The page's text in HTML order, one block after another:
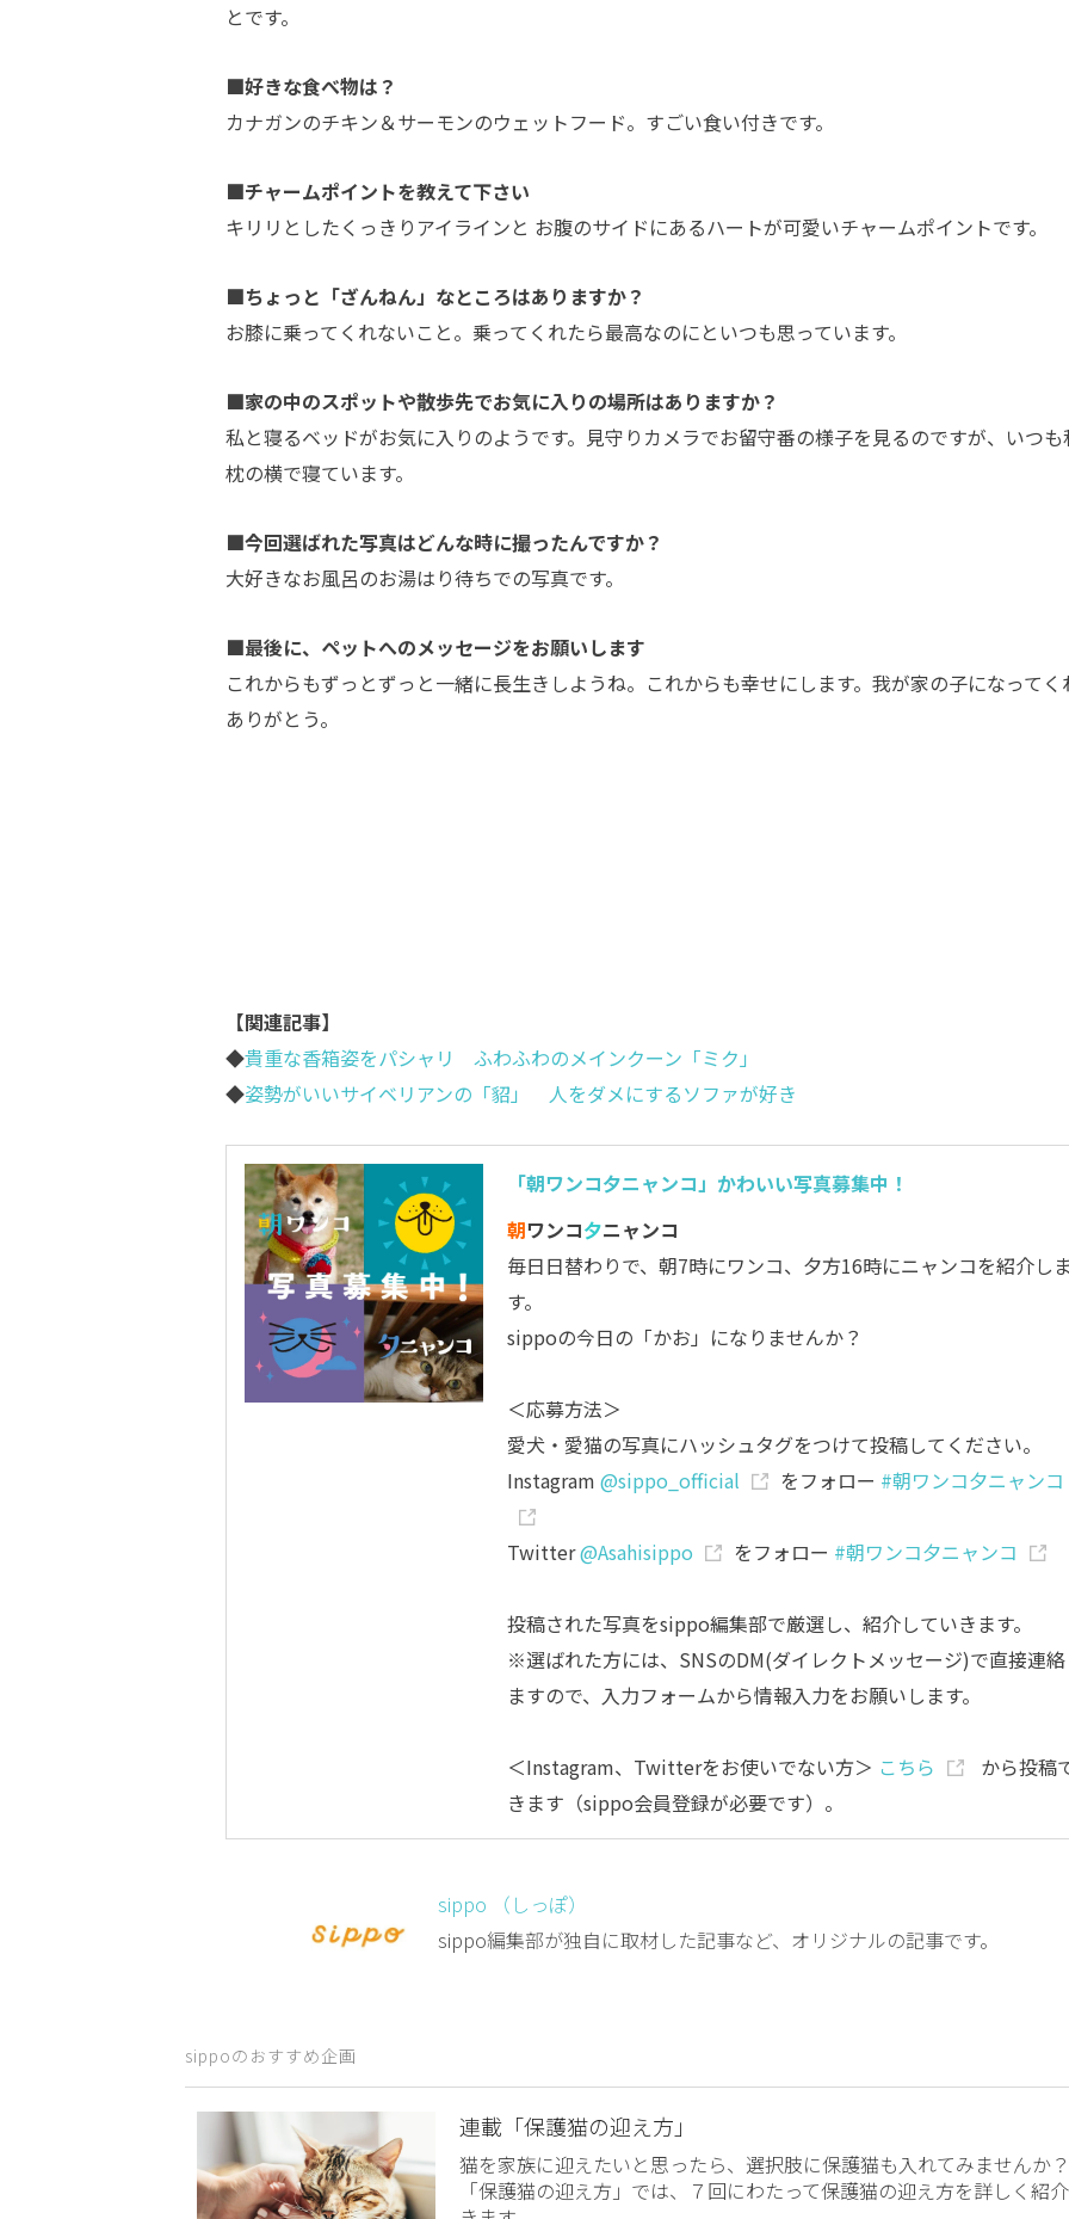
とです。
■好きな食べ物は？
カナガンのチキン＆サーモンのウェットフード。すごい食い付きです。
■チャームポイントを教えて下さい
キリリとしたくっきりアイラインと お腹のサイドにあるハートが可愛いチャームポイントです。
■ちょっと「ざんねん」なところはありますか？
お膝に乗ってくれないこと。乗ってくれたら最高なのにといつも思っています。
■家の中のスポットや散歩先でお気に入りの場所はありますか？
私と寝るベッドがお気に入りのようです。見守りカメラでお留守番の様子を見るのですが、いつも
枕の横で寝ています。
■今回選ばれた写真はどんな時に撮ったんですか？
大好きなお風呂のお湯はり待ちでの写真です。
■最後に、ペットへのメッセージをお願いします
これからもずっとずっと一緒に長生きしようね。これからも幸せにします。我が家の子になってく
ありがとう。
【関連記事】
◆貴重な香箱姿をパシャリ ふわふわのメインクーン「ミク」
◆姿勢がいいサイベリアンの「貂」 人をダメにするソファが好き
「朝ワンコ夕ニャンコ」かわいい写真募集中！
朝ワンコ夕ニャンコ
毎日日替わりで、朝7時にワンコ、夕方16時にニャンコを紹介し
す。
sippoの今日の「かお」になりませんか？
＜応募方法＞
愛犬・愛猫の写真にハッシュタグをつけて投稿してください。
Instagram @sippo_official をフォロー #朝ワンコ夕ニャンコ
Twitter@Asahisippo をフォロー #朝ワンコ夕ニャンコ
投稿された写真をsippo編集部で厳選し、紹介していきます。
※選ばれた方には、SNSのDM(ダイレクトメッセージ)で直接連
ますので、入力フォームから情報入力をお願いします。
＜Instagram、Twitterをお使いでない方＞ こちら
から投稿
きます（sippo会員登録が必要です）。
sippo （しっぽ）
sippo編集部が独自に取材した記事など、オリジナルの記事です。
sippoのおすすめ企画
連載「保護猫の迎え方」
猫を家族に迎えたいと思ったら、選択肢に保護猫も入れてみませんか
「保護猫の迎え方」では、７回にわたって保護猫の迎え方を詳しく紹